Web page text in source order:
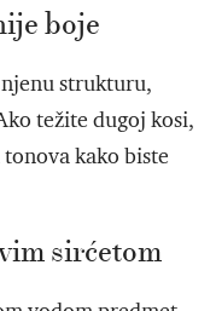
boje
strukturu,
težite dugoj kosi,
kako biste
sirćetom